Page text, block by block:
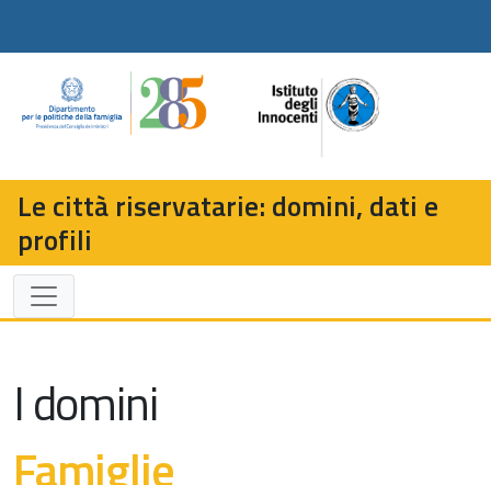
Le città riservatarie: domini, dati e
profili
I domini
Famiglie